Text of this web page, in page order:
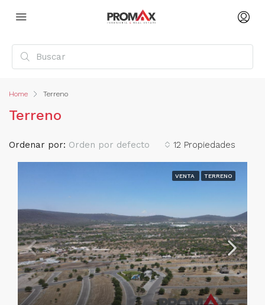
Home Terreno
Terreno
12 Propiedades
Ordenar por: Orden por defecto
VENTA TERRENO